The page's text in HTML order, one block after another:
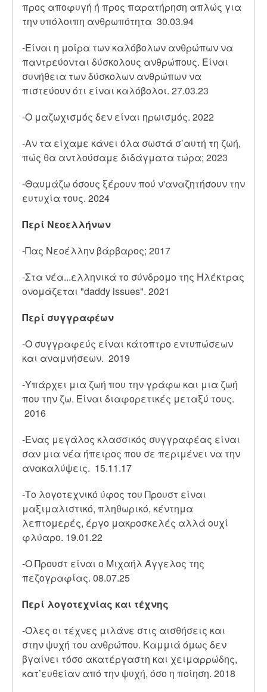
προς αποφυγή ή προς παρατήρηση απλώς για
την υπόλοιπη ανθρωπότητα 30.03.94
-Είναι η μοίρα των καλόβολων ανθρώπων να
παντρεύονται δύσκολους ανθρώπους. Είναι
συνήθεια των δύσκολων ανθρώπων να
πιστεύουν ότι είναι καλόβολοι. 27.03.23
-Ο μαζωχισμός δεν είναι ηρωισμός. 2022
-Αν τα είχαμε κάνει όλα σωστά σ’αυτή τη ζωή,
πώς θα αντλούσαμε διδάγματα τώρα; 2023
-Θαυμάζω όσους ξέρουν πού ν'αναζητήσουν την
ευτυχία τους. 2024
Περί Νεοελλήνων
-Πας Νεοέλλην βάρβαρος; 2017
-Στα νέα...ελληνικά το σύνδρομο της Ηλέκτρας
ονομάζεται "daddy issues". 2021
Περί συγγραφέων
-Ο συγγραφεύς είναι κάτοπτρο εντυπώσεων
και αναμνήσεων. 2019
-Υπάρχει μια ζωή που την γράφω και μια ζωή
που την ζω. Είναι διαφορετικές μεταξύ τους.
2016
-Ένας μεγάλος κλασσικός συγγραφέας είναι
σαν μια νέα ήπειρος που σε περιμένει να την
ανακαλύψεις. 15.11.17
-Το λογοτεχνικό ύφος του Προυστ είναι
μαξιμαλιστικό, πληθωρικό, κέντημα
λεπτομερές, έργο μακροσκελές αλλά ουχί
φλύαρο. 19.01.22
-Ο Προυστ είναι ο Μιχαήλ Άγγελος της
πεζογραφίας. 08.07.25
Περί λογοτεχνίας και τέχνης
-Όλες οι τέχνες μιλάνε στις αισθήσεις και
στην ψυχή του ανθρώπου. Καμμιά όμως δεν
βγαίνει τόσο ακατέργαστη και χειμαρρώδης,
κατ’ευθείαν από την ψυχή, όσο η ποίηση. 2018